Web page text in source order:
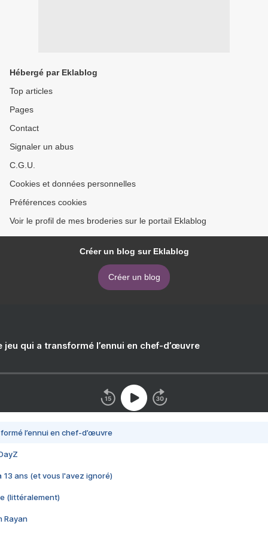
Hébergé par Eklablog
Top articles
Pages
Contact
Signaler un abus
C.G.U.
Cookies et données personnelles
Préférences cookies
Voir le profil de mes broderies sur le portail Eklablog
Créer un blog sur Eklablog
Créer un blog
jeu qui a transformé l’ennui en chef-d’œuvre
l’ennui en chef-d’œuvre
13 ans (et vous l'avez ignoré)
(littéralement)
Rayan